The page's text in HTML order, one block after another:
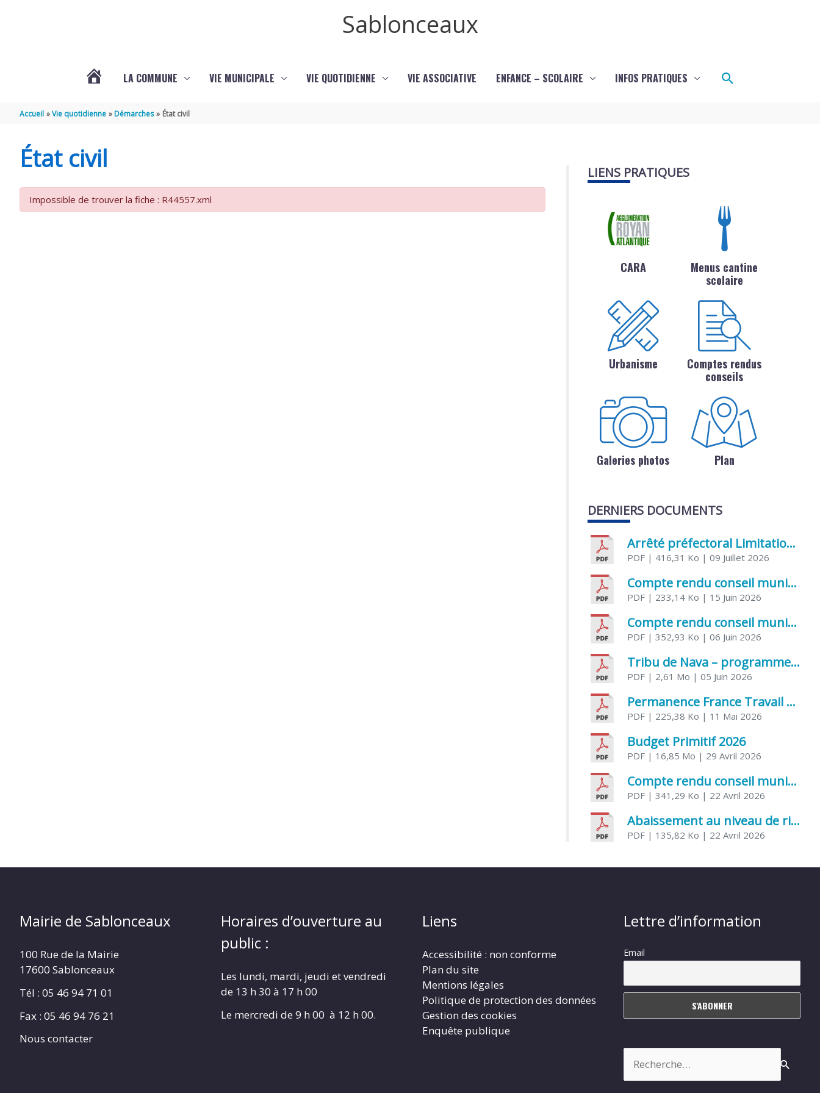
Sablonceaux
LA COMMUNE VIE MUNICIPALE VIE QUOTIDIENNE VIE ASSOCIATIVE ENFANCE – SCOLAIRE INFOS PRATIQUES Rechercher
Accueil Vie quotidienne Démarches État civil
État civil
Impossible de trouver la fiche : R44557.xml
LIENS PRATIQUES
CARA
Menus cantine
scolaire
Urbanisme
Comptes rendus
conseils
Galeries photos Plan
DERNIERS DOCUMENTS
Arrêté préfectoral Limitation provisoire des usages de l’eau
PDF | 416,31 Ko | 09 Juillet 2026
Compte rendu conseil municipal 5 juin 2026 sénatoriale
PDF | 233,14 Ko | 15 Juin 2026
Compte rendu conseil municipal – 21 avril 2026
PDF | 352,93 Ko | 06 Juin 2026
Tribu de Nava – programme et inscriptions été 2026
PDF | 2,61 Mo | 05 Juin 2026
Permanence France Travail au CCAS de Saujon Juin 2026
PDF | 225,38 Ko | 11 Mai 2026
Budget Primitif 2026
PDF | 16,85 Mo | 29 Avril 2026
Compte rendu conseil municipal – 7 avril 2026
PDF | 341,29 Ko | 22 Avril 2026
Abaissement au niveau de risque modéré de l’Influenza aviaire
PDF | 135,82 Ko | 22 Avril 2026
Mairie de Sablonceaux
100 Rue de la Mairie
17600 Sablonceaux
Tél : 05 46 94 71 01
Fax : 05 46 94 76 21
Nous contacter
Horaires d’ouverture au
public :
Les lundi, mardi, jeudi et vendredi
de 13 h 30 à 17 h 00
Le mercredi de 9 h 00 à 12 h 00.
Liens
Accessibilité : non conforme
Plan du site
Mentions légales
Politique de protection des données
Gestion des cookies
Enquête publique
Lettre d’information
Email